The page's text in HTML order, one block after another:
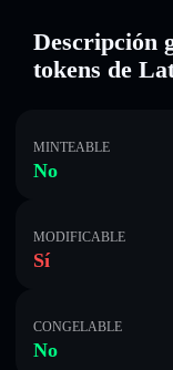
Descripción
tokens de
MINTEABLE
No
MODIFICABLE
Sí
CONGELABLE
No